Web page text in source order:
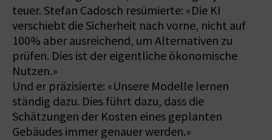
teuer. Stefan Cadosch resümierte: «Die KI
verschiebt die Sicherheit nach vorne, nicht auf
100% aber ausreichend, um Alternativen zu
prüfen. Dies ist der eigentliche ökonomische
Nutzen.»
Und er präzisierte: «Unsere Modelle lernen
ständig dazu. Dies führt dazu, dass die
Schätzungen der Kosten eines geplanten
Gebäudes immer genauer werden.»